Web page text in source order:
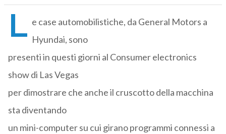
L e case automobilistiche, da General Motors a
Hyundai, sono
presenti in questi giorni al Consumer electronics
show di Las Vegas
per dimostrare che anche il cruscotto della macchina
sta diventando
un mini-computer su cui girano programmi connessi a